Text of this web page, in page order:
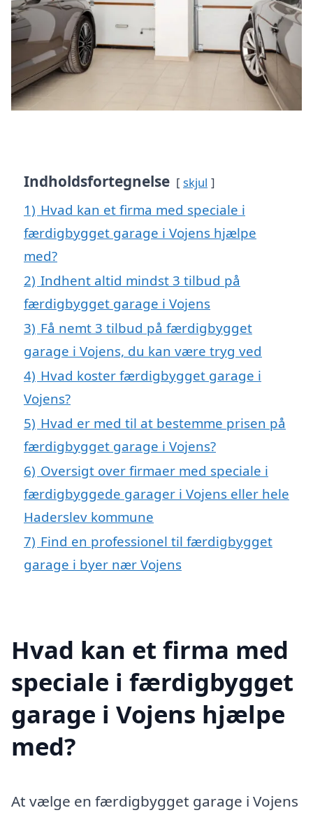
Indholdsfortegnelse skjul
1) Hvad kan et firma med speciale i
færdigbygget garage i Vojens hjælpe
med?
2) Indhent altid mindst 3 tilbud på
færdigbygget garage i Vojens
3) Få nemt 3 tilbud på færdigbygget
garage i Vojens, du kan være tryg ved
4) Hvad koster færdigbygget garage i
Vojens?
5) Hvad er med til at bestemme prisen på
færdigbygget garage i Vojens?
6) Oversigt over firmaer med speciale i
færdigbyggede garager i Vojens eller hele
Haderslev kommune
7) Find en professionel til færdigbygget
garage i byer nær Vojens
Hvad kan et firma med
speciale i færdigbygget
garage i Vojens hjælpe
med?
At vælge en færdigbygget garage i Vojens